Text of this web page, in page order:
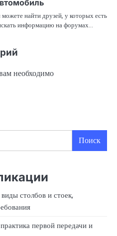
найти друзей, у которых есть
информацию на форумах…
необходимо
Поиск
столбов и стоек,
первой передачи и